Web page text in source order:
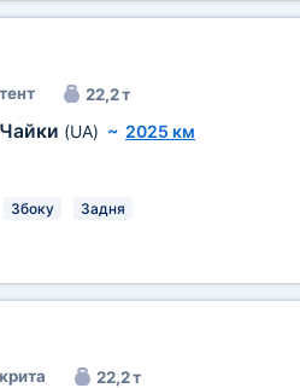
тент 22,2 т
Чайки (UA) ~ 2025 км
Збоку Задня
крита 22,2 т